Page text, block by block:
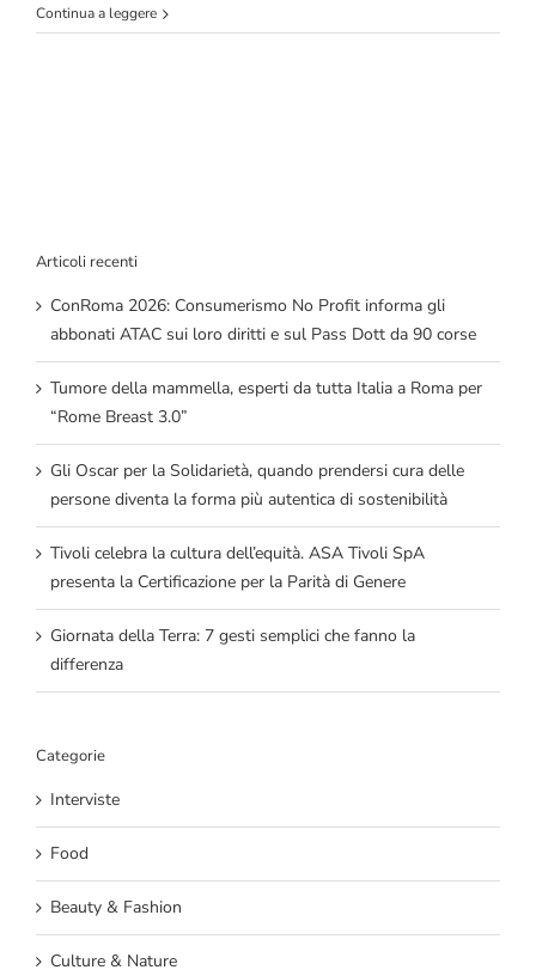
Continua a leggere
Articoli recenti
ConRoma 2026: Consumerismo No Profit informa gli
abbonati ATAC sui loro diritti e sul Pass Dott da 90 corse
Tumore della mammella, esperti da tutta Italia a Roma per
“Rome Breast 3.0”
Gli Oscar per la Solidarietà, quando prendersi cura delle
persone diventa la forma più autentica di sostenibilità
Tivoli celebra la cultura dell’equità. ASA Tivoli SpA
presenta la Certificazione per la Parità di Genere
Giornata della Terra: 7 gesti semplici che fanno la
differenza
Categorie
Interviste
Food
Beauty & Fashion
Culture & Nature